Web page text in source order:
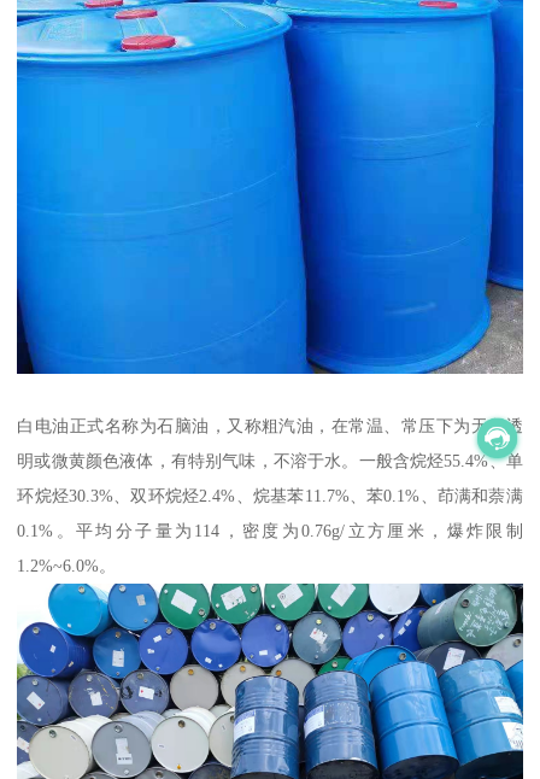
白电油正式名称为石脑油，又称粗汽油，在常温、常压下为无色透
明或微黄颜色液体，有特别气味，不溶于水。一般含烷烃55.4%、单
环烷烃30.3%、双环烷烃2.4%、烷基苯11.7%、苯0.1%、茚满和萘满
0.1%。平均分子量为114，密度为0.76g/立方厘米，爆炸限制
1.2%~6.0%。